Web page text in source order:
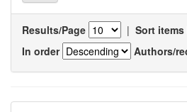
Results/Page | Sort items
In order
Authors/